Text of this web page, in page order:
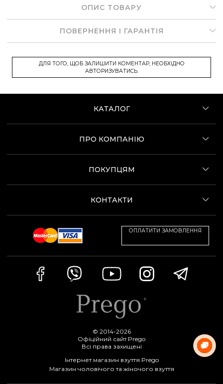
ОПИС ТОВАРУ
ПОВЕРНЕННЯ І ГАРАНТІЯ
ДЛЯ ТОГО, ЩОБ ЗАЛИШИТИ КОМЕНТАР, НЕОБХІДНО
АВТОРИЗУВАТИСЬ.
КАТАЛОГ
ПРО КОМПАНІЮ
ПОКУПЦЯМ
КОНТАКТИ
ОПЛАТИТИ ЗАМОВЛЕННЯ
© 2014-2026
Офіційний сайт Prego
Всі права захищені
Інтернет магазин взуття Prego
Магазин чоловічого та жіночого взуття